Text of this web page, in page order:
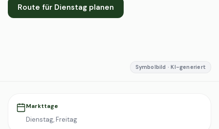
Route für Dienstag planen
Symbolbild · KI-generiert
Markttage
Dienstag, Freitag